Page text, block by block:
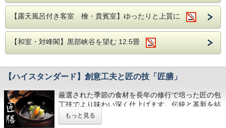
①通常のプランよりお一人様7,000円お得
②ステージに近いお席をご用意（先着順）
④夕食時にワンドリンクサービス
■公演内容■
2026年9月13日（日）・14日（月）
開場：14:30
開演：15:00
会場：延楽文化サロン「清渓」
チケット：通常一般10,000円（税込）全席自由席※
主催：延楽
【露天風呂付き客室 檜・貴賓室】ゆったりと上質に
【和室・対峰閣】黒部峡谷を望む 12.5畳
【ハイスタンダード】創意工夫と匠の技「匠膳」
厳選された季節の食材を長年の修行で培った匠の包
丁技でより味わい深く仕上げます。伝統と革新を結
ぶ創作あふれるお料理をどうぞお楽しみください。
もっと見る